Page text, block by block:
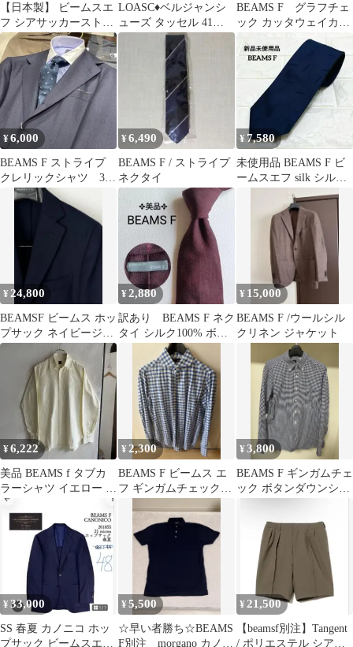
【日本製】 ビームスエ
フ シアサッカーストラ
イププルオーバーシャ
ツ 半袖 M
LOASC♦︎ベルジャンシ
ューズ タッセル 41
MadeInItaly 鹿革
BEAMS F グラフチェ
ック カッタウェイカラ
ーシャツ【新品 未使
用】
¥6,000
BEAMS F ストライプ
クレリックシャツ 38
サックス ブルー
¥6,490
BEAMS F / ストライプ
ネクタイ
¥ 7,580
未使用品 BEAMS F ビ
ームスエフ silk シルク
100% ネクタイ
¥ 24,800
BEAMSF ビームス ホッ
プサック ネイビージャ
ケット 93/446 春夏
¥2,880
訳あり BEAMS F ネク
タイ シルク100% ボル
ドー レップ織 ワイン
¥ 15,000
BEAMS F /ウールシル
クリネン ジャケット
¥6,222
美品 BEAMS f タブカ
ラーシャツ イエロー ビ
ームスエフ
¥ 2,300
BEAMS F ビームス エ
フ ギンガムチェックシ
¥3,800
BEAMS F ギンガムチェ
ック ボタンダウンシャ
¥ 33,000
SS 春夏 カノニコ ホッ
プサック ビームスエフ
¥5,500
☆早い者勝ち☆BEAMS
F別注 morgano カノ
¥ 21,500
【beamsf別注】Tangent
/ ポリエステル シアサ